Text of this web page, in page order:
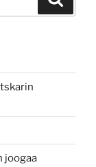
joogaa